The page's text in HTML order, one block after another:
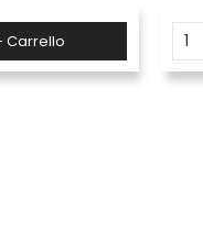
Carrello